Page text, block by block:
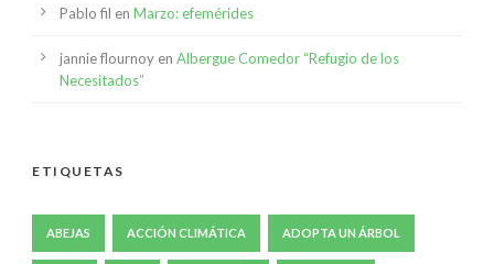
Pablo fil en Marzo: efemérides
jannie flournoy en Albergue Comedor “Refugio de los
Necesitados”
ETIQUETAS
ABEJAS ACCIÓN CLIMÁTICA ADOPTA UN ÁRBOL